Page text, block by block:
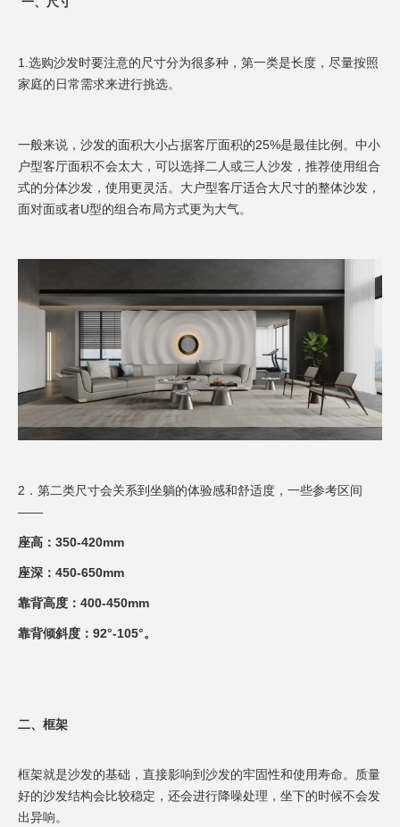
1.选购沙发时要注意的尺寸分为很多种，第一类是长度，尽量按照
家庭的日常需求来进行挑选。
一般来说，沙发的面积大小占据客厅面积的25%是最佳比例。中小
户型客厅面积不会太大，可以选择二人或三人沙发，推荐使用组合
式的分体沙发，使用更灵活。大户型客厅适合大尺寸的整体沙发，
面对面或者U型的组合布局方式更为大气。
2．第二类尺寸会关系到坐躺的体验感和舒适度，一些参考区间
——
座高：350-420mm
座深：450-650mm
靠背高度：400-450mm
靠背倾斜度：92°-105°。
二、框架
框架就是沙发的基础，直接影响到沙发的牢固性和使用寿命。质量
好的沙发结构会比较稳定，还会进行降噪处理，坐下的时候不会发
出异响。